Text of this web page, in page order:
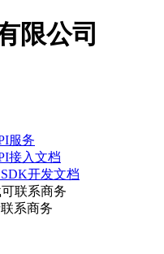
限公司
服务
接入文档
开发文档
联系商务
系商务